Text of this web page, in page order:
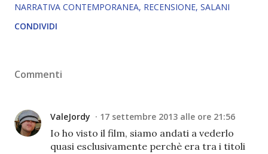
NARRATIVA CONTEMPORANEA RECENSIONE SALANI
CONDIVIDI
Commenti
ValeJordy 17 settembre 2013 alle ore 21:56
Io ho visto il film, siamo andati a vederlo
quasi esclusivamente perchè era tra i titoli